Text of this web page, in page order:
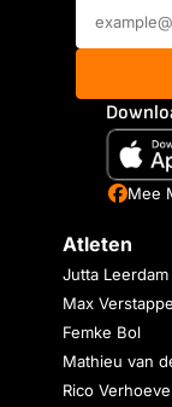
Mee
Atleten
Jutta Leerdam
Max
Femke Bol
Mathieu van
Rico